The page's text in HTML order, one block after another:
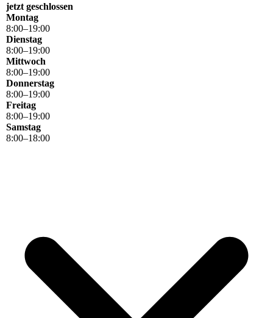
jetzt geschlossen
Montag
8:00–19:00
Dienstag
8:00–19:00
Mittwoch
8:00–19:00
Donnerstag
8:00–19:00
Freitag
8:00–19:00
Samstag
8:00–18:00